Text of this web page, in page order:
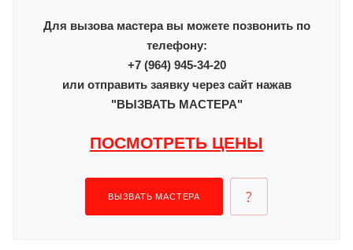
Для вызова мастера вы можете позвонить по
телефону:
+7 (964) 945-34-20
или отправить заявку через сайт нажав
"ВЫЗВАТЬ МАСТЕРА"
ПОСМОТРЕТЬ ЦЕНЫ
ВЫЗВАТЬ МАСТЕРА